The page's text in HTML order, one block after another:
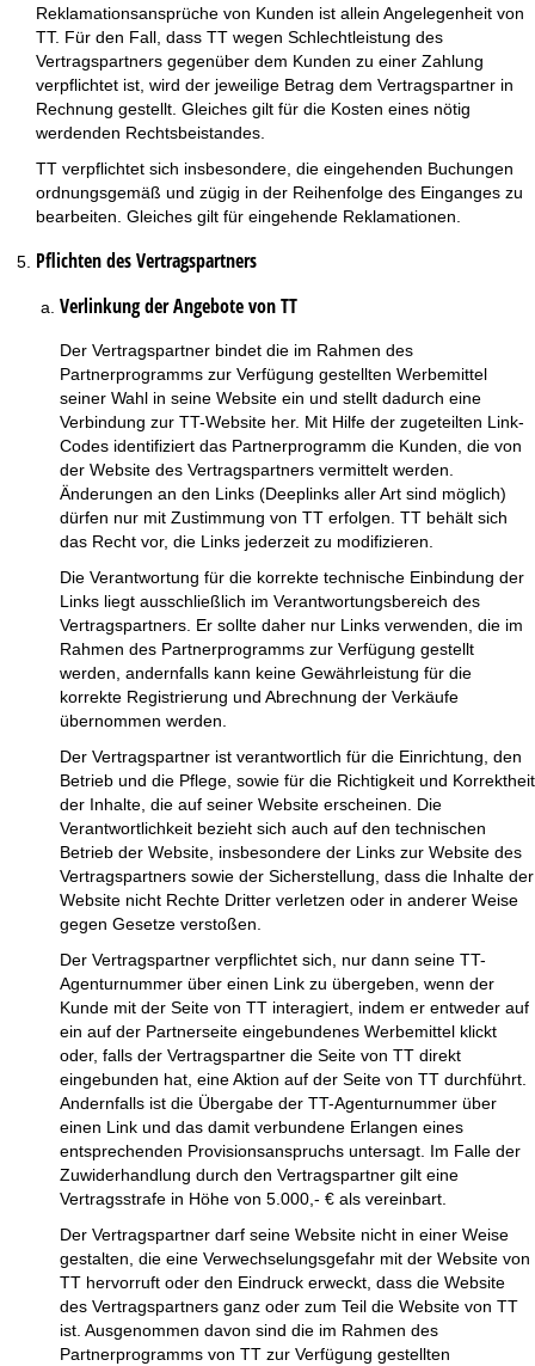
Reklamationsansprüche von Kunden ist allein Angelegenheit von
TT. Für den Fall, dass TT wegen Schlechtleistung des
Vertragspartners gegenüber dem Kunden zu einer Zahlung
verpflichtet ist, wird der jeweilige Betrag dem Vertragspartner in
Rechnung gestellt. Gleiches gilt für die Kosten eines nötig
werdenden Rechtsbeistandes.
TT verpflichtet sich insbesondere, die eingehenden Buchungen
ordnungsgemäß und zügig in der Reihenfolge des Einganges zu
bearbeiten. Gleiches gilt für eingehende Reklamationen.
Pflichten des Vertragspartners
Verlinkung der Angebote von TT
Der Vertragspartner bindet die im Rahmen des
Partnerprogramms zur Verfügung gestellten Werbemittel
seiner Wahl in seine Website ein und stellt dadurch eine
Verbindung zur TT-Website her. Mit Hilfe der zugeteilten Link-
Codes identifiziert das Partnerprogramm die Kunden, die von
der Website des Vertragspartners vermittelt werden.
Änderungen an den Links (Deeplinks aller Art sind möglich)
dürfen nur mit Zustimmung von TT erfolgen. TT behält sich
das Recht vor, die Links jederzeit zu modifizieren.
Die Verantwortung für die korrekte technische Einbindung der
Links liegt ausschließlich im Verantwortungsbereich des
Vertragspartners. Er sollte daher nur Links verwenden, die im
Rahmen des Partnerprogramms zur Verfügung gestellt
werden, andernfalls kann keine Gewährleistung für die
korrekte Registrierung und Abrechnung der Verkäufe
übernommen werden.
Der Vertragspartner ist verantwortlich für die Einrichtung, den
Betrieb und die Pflege, sowie für die Richtigkeit und Korrektheit
der Inhalte, die auf seiner Website erscheinen. Die
Verantwortlichkeit bezieht sich auch auf den technischen
Betrieb der Website, insbesondere der Links zur Website des
Vertragspartners sowie der Sicherstellung, dass die Inhalte der
Website nicht Rechte Dritter verletzen oder in anderer Weise
gegen Gesetze verstoßen.
Der Vertragspartner verpflichtet sich, nur dann seine TT-
Agenturnummer über einen Link zu übergeben, wenn der
Kunde mit der Seite von TT interagiert, indem er entweder auf
ein auf der Partnerseite eingebundenes Werbemittel klickt
oder, falls der Vertragspartner die Seite von TT direkt
eingebunden hat, eine Aktion auf der Seite von TT durchführt.
Andernfalls ist die Übergabe der TT-Agenturnummer über
einen Link und das damit verbundene Erlangen eines
entsprechenden Provisionsanspruchs untersagt. Im Falle der
Zuwiderhandlung durch den Vertragspartner gilt eine
Vertragsstrafe in Höhe von 5.000,- € als vereinbart.
Der Vertragspartner darf seine Website nicht in einer Weise
gestalten, die eine Verwechselungsgefahr mit der Website von
TT hervorruft oder den Eindruck erweckt, dass die Website
des Vertragspartners ganz oder zum Teil die Website von TT
ist. Ausgenommen davon sind die im Rahmen des
Partnerprogramms von TT zur Verfügung gestellten